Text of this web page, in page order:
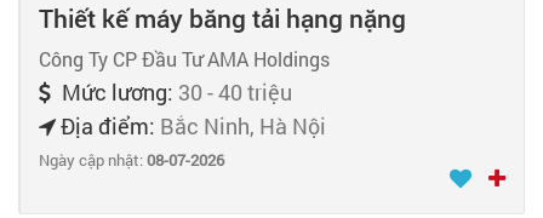
Thiết kế máy băng tải hạng nặng
Công Ty CP Đầu Tư AMA Holdings
Mức lương: 30 - 40 triệu
Địa điểm: Bắc Ninh, Hà Nội
Ngày cập nhật:08-07-2026